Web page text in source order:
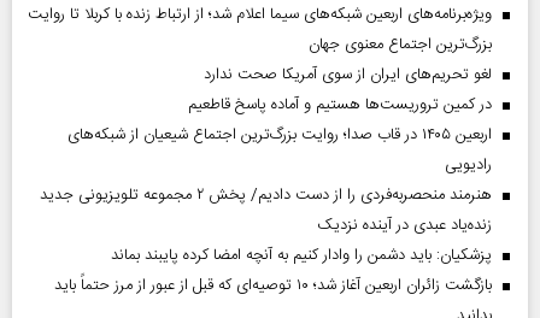
ویژه‌برنامه‌های اربعین شبکه‌های سیما اعلام شد؛ از ارتباط زنده با کربلا تا روایت
بزرگ‌ترین اجتماع معنوی جهان
لغو تحریم‌های ایران از سوی آمریکا صحت ندارد
در کمین تروریست‌ها هستیم و آماده پاسخ قاطعیم
اربعین ۱۴۰۵ در قاب صدا؛ روایت بزرگ‌ترین اجتماع شیعیان از شبکه‌های
رادیویی
هنرمند منحصر‌به‌فردی را از دست دادیم/ پخش ۲ مجموعه تلویزیونی جدید
زنده‌یاد عبدی در آینده نزدیک
پزشکیان: باید دشمن را وادار کنیم به آنچه امضا کرده پایبند بماند
بازگشت زائران اربعین آغاز شد؛ ۱۰ توصیه‌ای که قبل از عبور از مرز حتماً باید